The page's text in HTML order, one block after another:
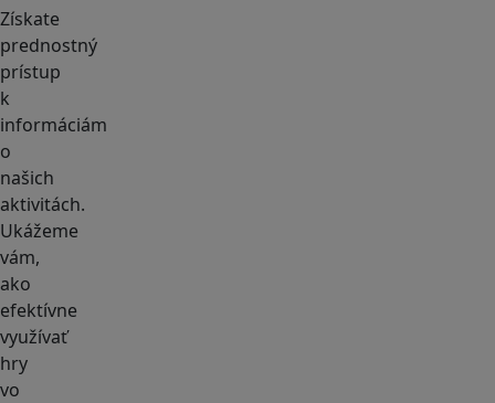
Získate
prednostný
prístup
k
informáciám
o
našich
aktivitách.
Ukážeme
vám,
ako
efektívne
využívať
hry
vo